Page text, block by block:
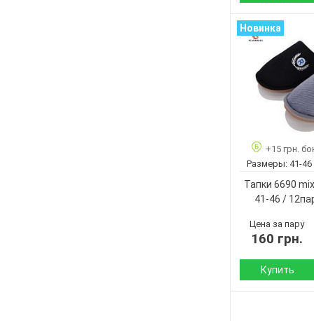
Сезон:
Материал внутри:
Подошва :
Страна
производитель:
Размер:
Кол-во пар:
Пол:
Новинка
+15 грн.
Размеры: 41-46
Тапки 6690
41-46 /
Цена за пару
160 грн.
Купить